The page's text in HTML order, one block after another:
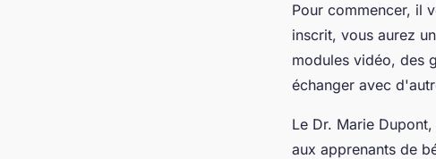
Pour commencer, il
inscrit, vous aurez
modules vidéo, des
échanger avec
Le Dr. Marie
aux apprenants de